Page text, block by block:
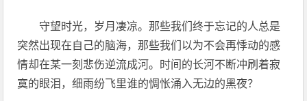
守望时光，岁月凄凉。那些我们终于忘记的人总是
突然出现在自己的脑海，那些我们以为不会再悸动的感
情却在某一刻悲伤逆流成河。时间的长河不断冲刷着寂
寞的眼泪，细雨纷飞里谁的惆怅涌入无边的黑夜？